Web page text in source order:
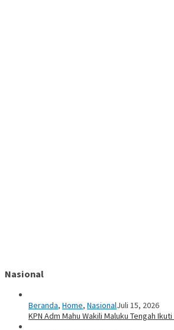
Nasional
Beranda, Home, NasionalJuli 15, 2026
KPN Adm Mahu Wakili Maluku Tengah